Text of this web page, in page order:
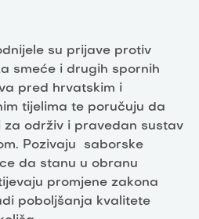
su prijave protiv
smeće i drugih spornih
pred hrvatskim i
tijelima te poručuju da
održiv i pravedan sustav
Pozivaju saborske
da stanu u obranu
promjene zakona
poboljšanja kvalitete